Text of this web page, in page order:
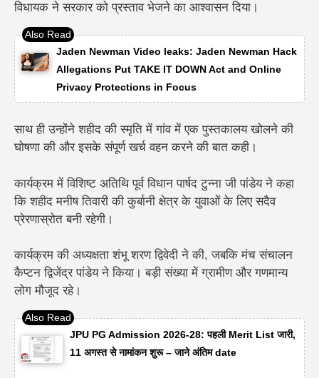
विधायक ने सरकार को प्रस्ताव भेजने का आश्वासन दिया।
Jaden Newman Video leaks: Jaden Newman Hack
Allegations Put TAKE IT DOWN Act and Online
Privacy Protections in Focus
साथ ही उन्होंने शहीद की स्मृति में गांव में एक पुस्तकालय खोलने की
घोषणा की और इसके संपूर्ण खर्च वहन करने की बात कही।
कार्यक्रम में विशिष्ट अतिथि पूर्व विधान पार्षद टुन्ना जी पांडेय ने कहा
कि शहीद मनीष तिवारी की कुर्बानी क्षेत्र के युवाओं के लिए सदैव
प्रेरणास्रोत बनी रहेगी।
कार्यक्रम की अध्यक्षता शंभू शरण द्विवेदी ने की, जबकि मंच संचालन
कैप्टन द्विजेंद्र पांडेय ने किया। बड़ी संख्या में ग्रामीण और गणमान्य
लोग मौजूद रहे।
JPU PG Admission 2026-28: पहली Merit List जारी,
11 अगस्त से नामांकन शुरू – जाने अंतिम date